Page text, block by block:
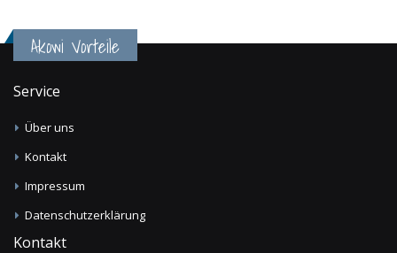
Akowi Vorteile
Service
Über uns
Kontakt
Impressum
Datenschutzerklärung
Kontakt